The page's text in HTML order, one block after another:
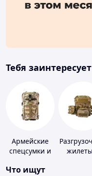
Тебя заинтересует
Армейские
спецсумки и
Что ищут